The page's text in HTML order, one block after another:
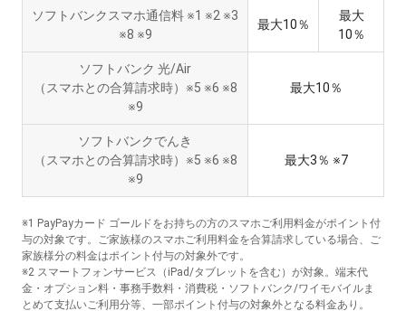
ソフトバンクスマホ通信料 ※1 ※2 ※3
※8 ※9
最大10％
最大
10％
ソフトバンク 光/Air
（スマホとの合算請求時）※5 ※6 ※8
※9
最大10％
ソフトバンクでんき
（スマホとの合算請求時）※5 ※6 ※8
※9
最大3％ ※7
※1 PayPayカード ゴールドをお持ちの方のスマホご利用料金がポイント付
与の対象です。ご家族様のスマホご利用料金を合算請求している場合、ご
家族様分の料金はポイント付与の対象外です。
※2 スマートフォンサービス（iPad/タブレットを含む）が対象。端末代
金・オプション料・事務手数料・消費税・ソフトバンク/ワイモバイルま
とめて支払いご利用分等、一部ポイント付与の対象外となる料金あり。